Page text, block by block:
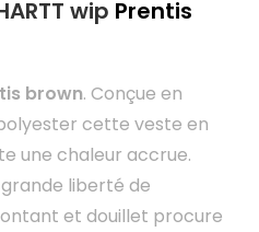
wip Prentis
brown. Conçue en
cette veste en
une chaleur accrue.
liberté de
et douillet procure